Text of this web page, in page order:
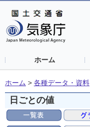
ホーム
ホーム > 各種データ・資料
日ごとの値